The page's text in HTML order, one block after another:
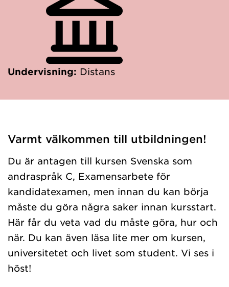
Undervisning: Distans
Varmt välkommen till utbildningen!
Du är antagen till kursen Svenska som
andraspråk C, Examensarbete för
kandidatexamen, men innan du kan börja
måste du göra några saker innan kursstart.
Här får du veta vad du måste göra, hur och
när. Du kan även läsa lite mer om kursen,
universitetet och livet som student. Vi ses i
höst!